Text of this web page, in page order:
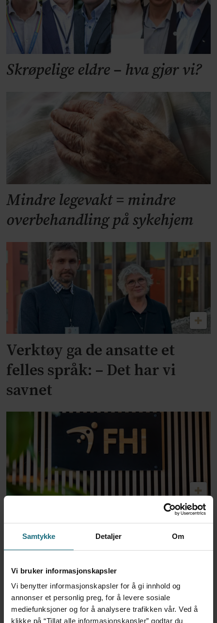
Samtykke Detaljer Om
Vi bruker informasjonskapsler
Vi benytter informasjonskapsler for å gi innhold og
annonser et personlig preg, for å levere sosiale
mediefunksjoner og for å analysere trafikken vår. Ved å
klikke på “Tillat alle informasjonskapsler” godtar du
Skrøpelige eldre – hva gjør vi?
Mindre legevakt = mindre
overbehandling på sykehjem
Verktøy ga de ansatte et
felles språk: – Det har vi
savnet
FHI har hjulpet kommuner
med nytt helseverktøy
ANNONSE KUN FOR HELSEPERSONELL